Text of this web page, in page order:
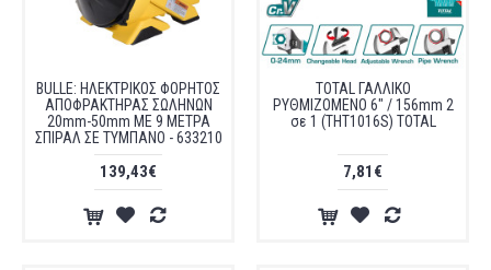
BULLE: ΗΛΕΚΤΡΙΚΟΣ ΦΟΡΗΤΟΣ
ΑΠΟΦΡΑΚΤΗΡΑΣ ΣΩΛΗΝΩΝ
20mm-50mm ΜΕ 9 ΜΕΤΡΑ
ΣΠΙΡΑΛ ΣΕ ΤΥΜΠΑΝΟ - 633210
139,43€
TOTAL ΓΑΛΛΙΚΟ
ΡΥΘΜΙΖΟΜΕΝΟ 6" / 156mm 2
σε 1 (THT1016S) TOTAL
7,81€